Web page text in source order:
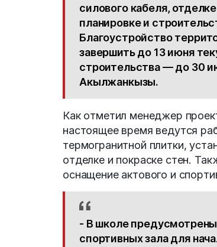
силового кабеля,
планировке и
Благоустройство
завершить до 13 июня
строительства — до 30
Акылжанкызы.
Как отметил менеджер
настоящее время ведутся
термогранитной плитки,
отделке и покраске стен.
оснащение актового и
- В школе
спортивных зала для